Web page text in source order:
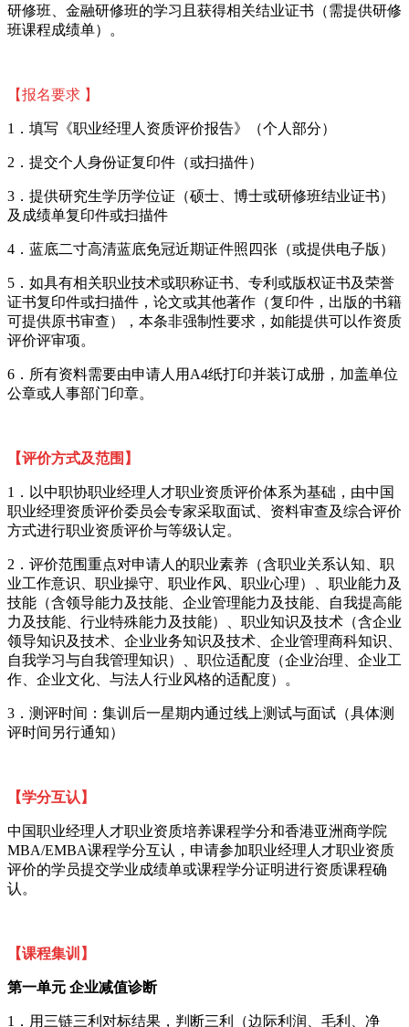
研修班、金融研修班的学习且获得相关结业证书（需提供研修
班课程成绩单）
。
【报名要求 】
1．填写《职业经理人资质评价报告》（个人部分）
2．提交个人身份证复印件（或扫描件）
3．提供研究生学历学位证（硕士、博士或研修班结业证书）
及成绩单复印件或扫描件
4．蓝底二寸高清蓝底免冠近期证件照四张（或提供电子版）
5．如具有相关职业技术或职称证书、专利或版权证书及荣誉
证书复印件或扫描件，论文或其他著作（复印件，出版的书籍
可提供原书审查），本条非强制性要求，如能提供可以作资质
评价评审项。
6．所有资料需要由申请人用A4纸打印并装订成册，加盖单位
公章或人事部门印章。
【评价方式及范围】
1．以中职协职业经理人才职业资质评价体系为基础，由中国
职业经理资质评价委员会专家采取面试、资料审查及综合评价
方式进行职业资质评价与等级认定。
2．评价范围重点对申请人的职业素养（含职业关系认知、职
业工作意识、职业操守、职业作风、职业心理）、职业能力及
技能（含领导能力及技能、企业管理能力及技能、自我提高能
力及技能、行业特殊能力及技能）、职业知识及技术（含企业
领导知识及技术、企业业务知识及技术、企业管理商科知识、
自我学习与自我管理知识）、职位适配度（企业治理、企业工
作、企业文化、与法人行业风格的适配度）
。
3．测评时间：集训后一星期内通过线上测试与面试（具体测
评时间另行通知）
【学分互认】
中国职业经理人才职业资质培养课程学分和香港亚洲商学院
MBA/EMBA课程学分互认，申请参加职业经理人才职业资质
评价的学员提交学业成绩单或课程学分证明进行资质课程确
认。
【课程集训】
第一单元 企业减值诊断
1．用三链三利对标结果，判断三利（边际利润、毛利、净